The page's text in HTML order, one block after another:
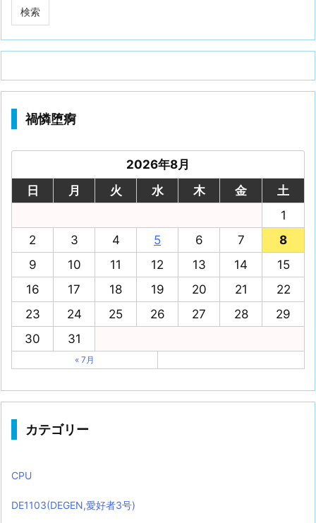
禍憐堕痾
2026年8月
日
月 火 水 木 金
土
1
2
3 4 5 6 7
8
9
10 11 12 13 14
15
16
17 18 19 20 21
22
23
24 25 26 27 28
29
30
31
« 7月
カテゴリー
CPU
DE1103(DEGEN,愛好者3号)